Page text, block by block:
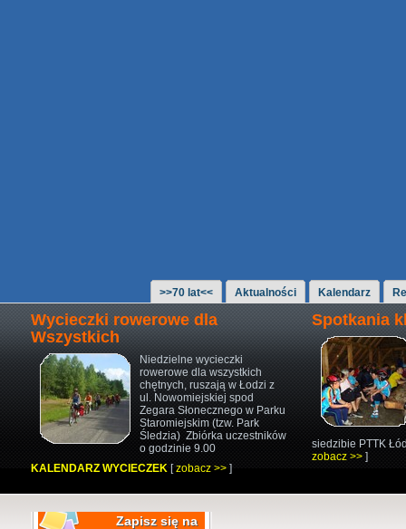
>>70 lat<< Aktualności Kalendarz
Wycieczki rowerowe dla
Wszystkich
Niedzielne wycieczki
rowerowe dla wszystkich
chętnych,ruszają w Łodzi z
ul. Nowomiejskiej spod
Zegara Słonecznego w Parku
Staromiejskim (tzw. Park
Śledzia) Zbiórka uczestników
o godzinie 9.00
KALENDARZ WYCIECZEK [zobacz >>]
Spotkania
siedzibie PTTK
zobacz >> ]
Zapisz się na